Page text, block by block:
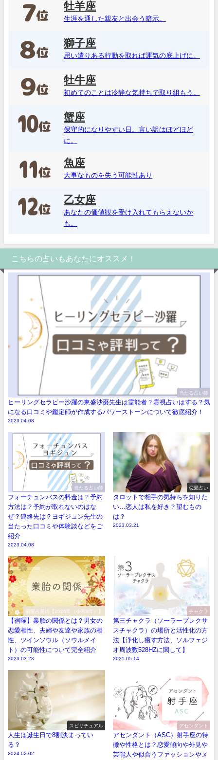
牡羊座
生涯を通した親友と出会う暗示。
獅子座
思い遣りある行動を取れば運気の底上げに。
牡牛座
初めてのことは冷静な気持ちで取り組もう。
蟹座
保守的になりやすい日。言い訳はほどほど
に。
魚座
大事なものを失う可能性あり
乙女座
あなたの価値観を受け入れてもらえないか
も。
こちらの占いもあなたにオススメ！
当たる占い師
ヒーリングセラピー沙羅の東盛沙棗先生は霊能者？霊視占いはする？気
になる口コミや鑑定師が作成するパワーストーンについて徹底紹介！
2023.04.08
当たる占い師
フォーチュンバスの料金は？予約
方法は？予約が取れないのはな
ぜ？連絡先は？ヨギジュン先生の
当たった口コミや体験談などをご
紹介
2023.04.08
恋愛占い
タロットで相手の気持ちを知りた
い…恋人は私を好き？望むもの
は？
2023.03.21
宿曜占星術【2026年（令和8年）】
【宿曜】業胎の関係とは？男女の
恋愛相性、夫婦や友達や家族の相
性、ツインソウル（ソウルメイ
ト）の可能性について完全紹介
2023.03.23
チャクラ
第三チャクラ（ソーラープレクサ
スチャクラ）の場所と活性化の方
法【浄化し癒す方法、ソルフェジ
オ周波数528HZに関して】
2021.05.14
スピリチュアル
人生は誕生日で8割決まってい
る？
2024.02.02
アセンダント
アセンダント（ASC）射手座の特
徴や性格とは？恋愛傾向や外見や
芸能人や似合うファッションやメ